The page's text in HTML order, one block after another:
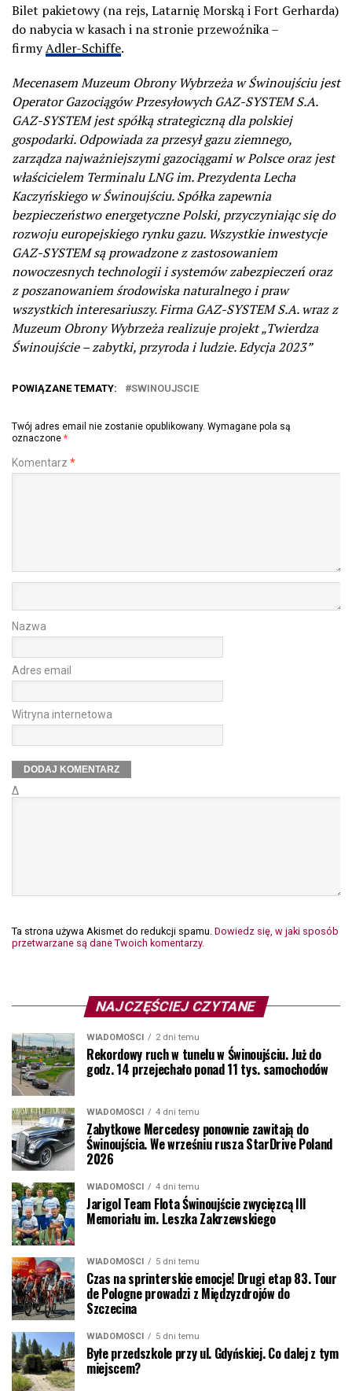
Bilet pakietowy (na rejs, Latarnię Morską i Fort Gerharda)
do nabycia w kasach i na stronie przewoźnika –
firmyAdler-Schiffe.
Mecenasem Muzeum Obrony Wybrzeża w Świnoujściu jest
Operator Gazociągów Przesyłowych GAZ-SYSTEM S.A.
GAZ-SYSTEM jest spółką strategiczną dla polskiej
gospodarki. Odpowiada za przesył gazu ziemnego,
zarządza najważniejszymi gazociągami w Polsce oraz jest
właścicielem Terminalu LNG im. Prezydenta Lecha
Kaczyńskiego w Świnoujściu. Spółka zapewnia
bezpieczeństwo energetyczne Polski, przyczyniając się do
rozwoju europejskiego rynku gazu. Wszystkie inwestycje
GAZ-SYSTEM są prowadzone z zastosowaniem
nowoczesnych technologii i systemów zabezpieczeń oraz
z poszanowaniem środowiska naturalnego i praw
wszystkich interesariuszy. Firma GAZ-SYSTEM S.A. wraz z
Muzeum Obrony Wybrzeża realizuje projekt „Twierdza
Świnoujście – zabytki, przyroda i ludzie. Edycja 2023”
POWIĄZANE TEMATY: SWINOUJSCIE
Twój adres email nie zostanie opublikowany. Wymagane pola są
oznaczone *
Komentarz *
Nazwa
Adres email
Witryna internetowa
Δ
Ta strona używa Akismet do redukcji spamu. Dowiedz się, w jaki sposób
przetwarzane są dane Twoich komentarzy.
NAJCZĘŚCIEJ CZYTANE
WIADOMOŚCI 2 dni temu
Rekordowy ruch w tunelu w Świnoujściu. Już do
godz. 14 przejechało ponad 11 tys. samochodów
WIADOMOŚCI 4 dni temu
Zabytkowe Mercedesy ponownie zawitają do
Świnoujścia. We wrześniu rusza StarDrive Poland
2026
WIADOMOŚCI 4 dni temu
Jarigol Team Flota Świnoujście zwycięzcą III
Memoriału im. Leszka Zakrzewskiego
WIADOMOŚCI 5 dni temu
Czas na sprinterskie emocje! Drugi etap 83. Tour
de Pologne prowadzi z Międzyzdrojów do
Szczecina
WIADOMOŚCI 5 dni temu
Byłe przedszkole przy ul. Gdyńskiej. Co dalej z tym
miejscem?